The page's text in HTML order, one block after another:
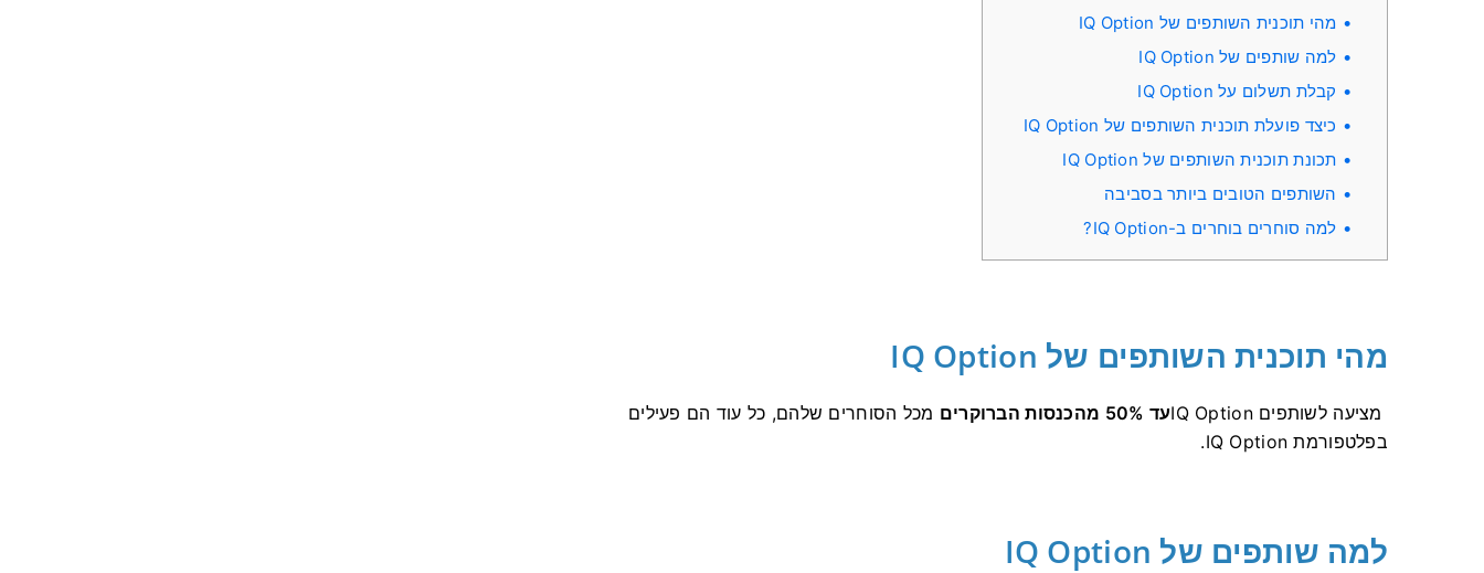
מהי תוכנית השותפים של IQ Option
למה שותפים של IQ Option
קבלת תשלום על IQ Option
כיצד פועלת תוכנית השותפים של IQ Option
תכונת תוכנית השותפים של IQ Option
השותפים הטובים ביותר בסביבה
למה סוחרים בוחרים ב-IQ Option?
מהי תוכנית השותפים של IQ Option
עד 50% מהכנסות הברוקרים
מכל הסוחרים שלהם, כל עוד הם פעילים
בפלטפורמת IQ Option.
למה שותפים של IQ Option